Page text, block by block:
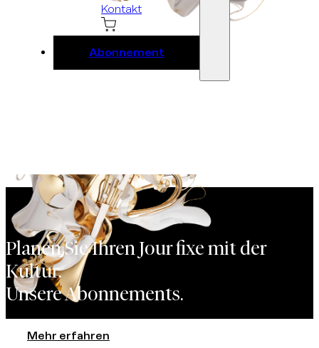
Kontakt
Abonnement
Planen Sie Ihren Jour fixe mit der
Kultur.
Unsere Abonnements.
Mehr erfahren